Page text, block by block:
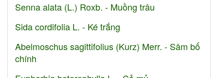
Senna alata (L.) Roxb. - Muồng trâu
Sida cordifolia L. - Ké trắng
Abelmoschus sagittifolius (Kurz) Merr. - Sâm bố
chính